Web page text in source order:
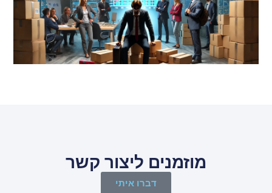
מוזמנים ליצור קשר
דברו איתי